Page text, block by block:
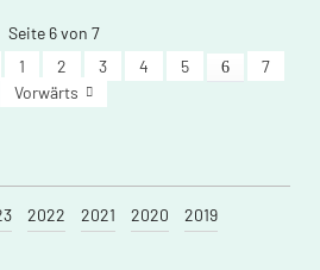
Seite 6 von 7
1 2 3 4 5 6
7
Vorwärts
2022 2021 2020
2019